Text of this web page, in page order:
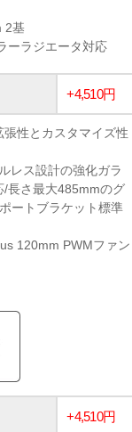
2基
ーラジエータ対応
+4,510円
性とカスタマイズ性
レス設計の強化ガラ
/長さ最大485mmのグ
ートブラケット標準
120mm PWMファン
+4,510円